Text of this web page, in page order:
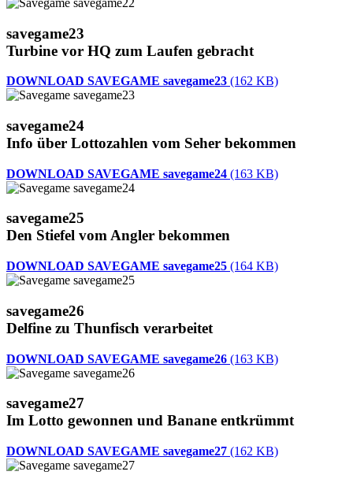
savegame23
Turbine vor HQ zum Laufen gebracht
DOWNLOAD SAVEGAME savegame23 (162 KB)
savegame24
Info über Lottozahlen vom Seher bekommen
DOWNLOAD SAVEGAME savegame24 (163 KB)
savegame25
Den Stiefel vom Angler bekommen
DOWNLOAD SAVEGAME savegame25 (164 KB)
savegame26
Delfine zu Thunfisch verarbeitet
DOWNLOAD SAVEGAME savegame26 (163 KB)
savegame27
Im Lotto gewonnen und Banane entkrümmt
DOWNLOAD SAVEGAME savegame27 (162 KB)